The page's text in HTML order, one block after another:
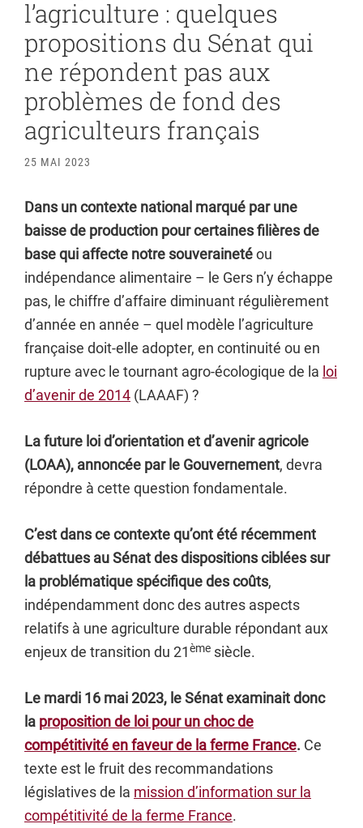
l’agriculture : quelques
propositions du Sénat qui
ne répondent pas aux
problèmes de fond des
agriculteurs français
25 MAI 2023
Dans un contexte national marqué par une
baisse de production pour certaines filières de
base qui affecte notre souverainetéou
indépendance alimentaire – le Gers n’y échappe
pas, le chiffre d’affaire diminuant régulièrement
d’année en année – quel modèle l’agriculture
française doit-elle adopter, en continuité ou en
rupture avec le tournant agro-écologique de la loi
d’avenir de 2014 (LAAAF) ?
La future loi d’orientation et d’avenir agricole
(LOAA), annoncée par le Gouvernement, devra
répondre à cette question fondamentale.
C’est dans ce contexte qu’ont été récemment
débattues au Sénat des dispositions ciblées sur
la problématique spécifique des coûts,
indépendamment donc des autres aspects
relatifs à une agriculture durable répondant aux
enjeux de transition du 21ème siècle.
Le mardi 16 mai 2023, le Sénat examinait donc
la proposition de loi pour un choc de
compétitivité en faveur de la ferme France. Ce
texte est le fruit des recommandations
législatives de la mission d’information sur la
compétitivité de la ferme France.